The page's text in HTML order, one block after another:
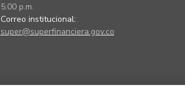
5:00 p.m.
Correo institucional:
super@superfinanciera.gov.co